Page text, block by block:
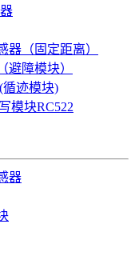
器（固定距离）
避障模块）
循迹模块)
模块RC522
器